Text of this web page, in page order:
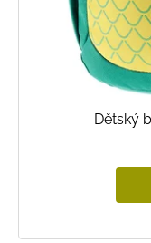
Dětský